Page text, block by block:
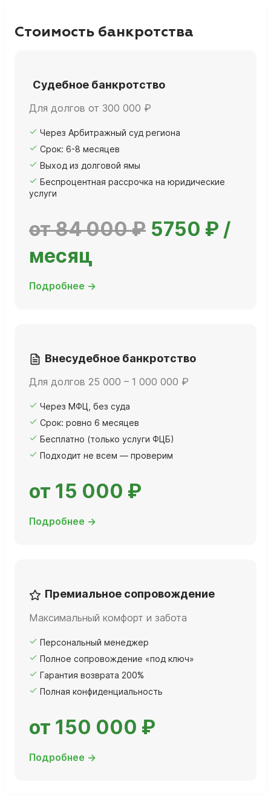
Стоимость банкротства
Судебное банкротство
Для долгов от 300 000 ₽
Через Арбитражный суд региона
Срок: 6-8 месяцев
Выход из долговой ямы
Беспроцентная рассрочка на юридические
услуги
от 84 000 ₽ 5750 ₽ /
месяц
Подробнее →
Внесудебное банкротство
Для долгов 25 000 – 1 000 000 ₽
Через МФЦ, без суда
Срок: ровно 6 месяцев
Бесплатно (только услуги ФЦБ)
Подходит не всем — проверим
от 15 000 ₽
Подробнее →
Премиальное сопровождение
Максимальный комфорт и забота
Персональный менеджер
Полное сопровождение «под ключ»
Гарантия возврата 200%
Полная конфиденциальность
от 150 000 ₽
Подробнее →